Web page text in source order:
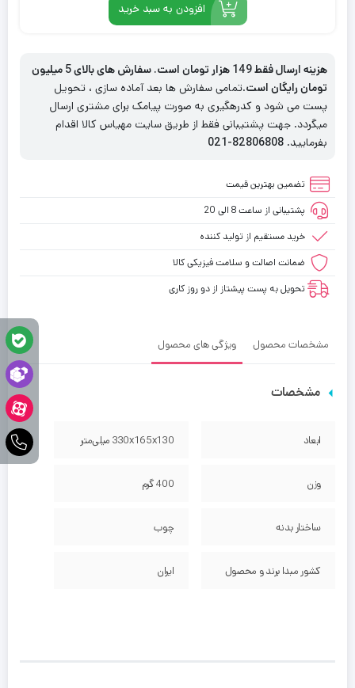
افزودن به سبد خرید
هزینه ارسال فقط 149 هزار تومان است. سفارش های بالای 5 میلیون
تومان رایگان است.تمامی سفارش ها بعد آماده سازی ، تحویل
پست می شود و کدرهگیری به صورت پیامک برای مشتری ارسال
میگردد. جهت پشتیبانی فقط از طریق سایت مهیاس کالا اقدام
بفرمایید. 82806808-021
تضمین بهترین قیمت
پشتیبانی از ساعت 8 الی 20
خرید مستقیم از تولید کننده
ضمانت اصالت و سلامت فیزیکی کالا
تحویل به پست پیشتاز از دو روز کاری
مشخصات محصول ویژگی های محصول
مشخصات
ابعاد 330x165x130 میلی‌متر
وزن 400 گرم
ساختار بدنه چوب
کشور مبدا برند و محصول ایران